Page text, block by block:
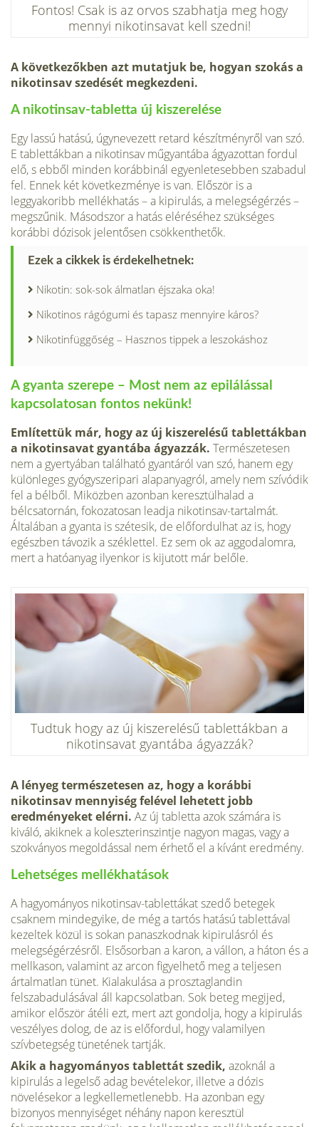
Fontos! Csak is az orvos szabhatja meg hogy
mennyi nikotinsavat kell szedni!
A következőkben azt mutatjuk be, hogyan szokás a
nikotinsav szedését megkezdeni.
A nikotinsav-tabletta új kiszerelése
Egy lassú hatású, úgynevezett retard készítményről van szó.
E tablettákban a nikotinsav műgyantába ágyazottan fordul
elő, s ebből minden korábbinál egyenletesebben szabadul
fel. Ennek két következménye is van. Először is a
leggyakoribb mellékhatás – a kipirulás, a melegségérzés –
megszűnik. Másodszor a hatás eléréséhez szükséges
korábbi dózisok jelentősen csökkenthetők.
Ezek a cikkek is érdekelhetnek:
Nikotin: sok-sok álmatlan éjszaka oka!
Nikotinos rágógumi és tapasz mennyire káros?
Nikotinfüggőség – Hasznos tippek a leszokáshoz
A gyanta szerepe – Most nem az epilálással
kapcsolatosan fontos nekünk!
Említettük már, hogy az új kiszerelésű tablettákban
a nikotinsavat gyantába ágyazzák. Természetesen
nem a gyertyában található gyantáról van szó, hanem egy
különleges gyógyszeripari alapanyagról, amely nem szívódik
fel a bélből. Miközben azonban keresztülhalad a
bélcsatornán, fokozatosan leadja nikotinsav-tartalmát.
Általában a gyanta is szétesik, de előfordulhat az is, hogy
egészben távozik a széklettel. Ez sem ok az aggodalomra,
mert a hatóanyag ilyenkor is kijutott már belőle.
Tudtuk hogy az új kiszerelésű tablettákban a
nikotinsavat gyantába ágyazzák?
A lényeg természetesen az, hogy a korábbi
nikotinsav mennyiség felével lehetett jobb
eredményeket elérni. Az új tabletta azok számára is
kiváló, akiknek a koleszterinszintje nagyon magas, vagy a
szokványos megoldással nem érhető el a kívánt eredmény.
Lehetséges mellékhatások
A hagyományos nikotinsav-tablettákat szedő betegek
csaknem mindegyike, de még a tartós hatású tablettával
kezeltek közül is sokan panaszkodnak kipirulásról és
melegségérzésről. Elsősorban a karon, a vállon, a háton és a
mellkason, valamint az arcon figyelhető meg a teljesen
ártalmatlan tünet. Kialakulása a prosztaglandin
felszabadulásával áll kapcsolatban. Sok beteg megijed,
amikor először átéli ezt, mert azt gondolja, hogy a kipirulás
veszélyes dolog, de az is előfordul, hogy valamilyen
szívbetegség tünetének tartják.
Akik a hagyományos tablettát szedik, azoknál a
kipirulás a legelső adag bevételekor, illetve a dózis
növelésekor a legkellemetlenebb. Ha azonban egy
bizonyos mennyiséget néhány napon keresztül